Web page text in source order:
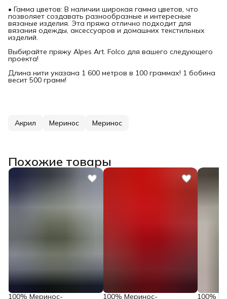
• Гамма цветов: В наличии широкая гамма цветов, что
позволяет создавать разнообразные и интересные
вязаные изделия. Эта пряжа отлично подходит для
вязания одежды, аксессуаров и домашних текстильных
изделий.
Выбирайте пряжу Alpes Art. Folco для вашего следующего
проекта!
Длина нити указана 1 600 метров в 100 граммах! 1 бобина
весит 500 грамм!
Акрил Меринос Меринос
Похожие товары
100% Меринос- 100% Меринос- 100%